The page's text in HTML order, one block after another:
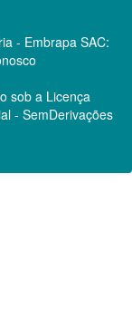
- Embrapa SAC:
sob a Licença
- SemDerivações